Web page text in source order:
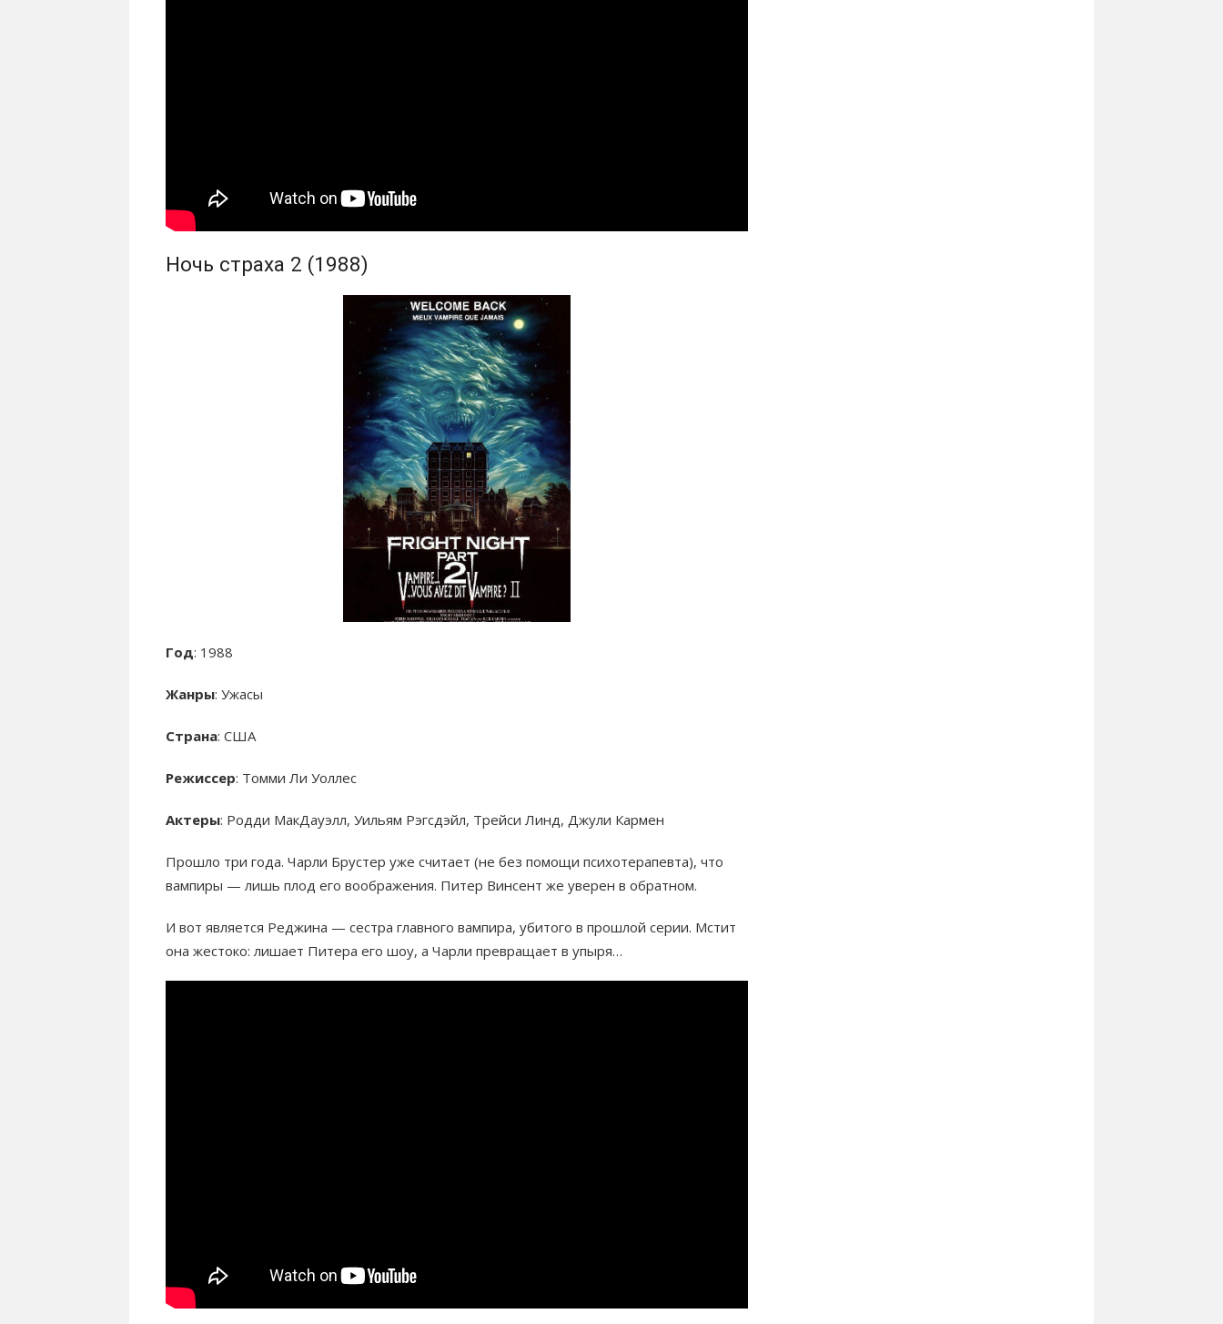
Ночь страха 2 (1988)
Год: 1988
Жанры: Ужасы
Страна: США
Режиссер: Томми Ли Уоллес
Актеры: Родди МакДауэлл, Уильям Рэгсдэйл, Трейси Линд, Джули Кармен
Прошло три года. Чарли Брустер уже считает (не без помощи психотерапевта), что
вампиры — лишь плод его воображения. Питер Винсент же уверен в обратном.
И вот является Реджина — сестра главного вампира, убитого в прошлой серии. Мстит
она жестоко: лишает Питера его шоу, а Чарли превращает в упыря…